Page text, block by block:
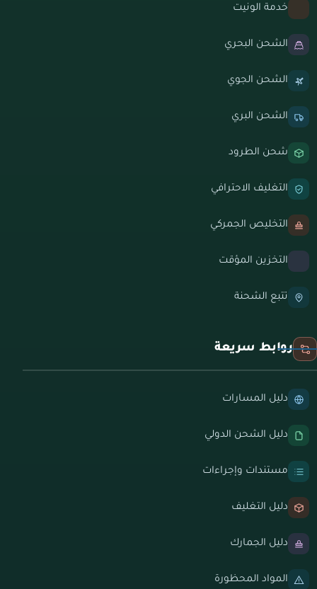
خدمة الونيت
الشحن البحري
الشحن الجوي
الشحن البري
شحن الطرود
التغليف الاحترافي
التخليص الجمركي
التخزين المؤقت
تتبع الشحنة
روابط سريعة
دليل المسارات
دليل الشحن الدولي
مستندات وإجراءات
دليل التغليف
دليل الجمارك
المواد المحظورة